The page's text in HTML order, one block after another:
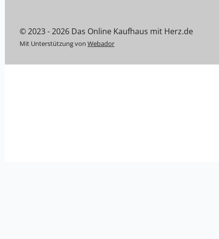
© 2023 - 2026 Das Online Kaufhaus mit Herz.de
Mit Unterstützung von Webador